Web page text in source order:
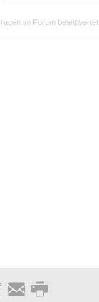
im Forum beantwortet.